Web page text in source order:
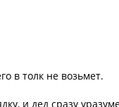
в толк не возьмет.
и дед сразу